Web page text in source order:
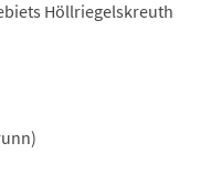
Höllriegelskreuth